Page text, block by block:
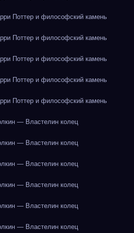
Поттер и философский камень
Поттер и философский камень
Поттер и философский камень
Поттер и философский камень
Поттер и философский камень
— Властелин колец
— Властелин колец
— Властелин колец
— Властелин колец
— Властелин колец
— Властелин колец